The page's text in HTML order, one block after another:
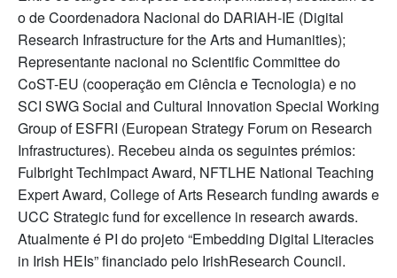
o de Coordenadora Nacional do DARIAH-IE (Digital
Research Infrastructure for the Arts and Humanities);
Representante nacional no Scientific Committee do
CoST-EU (cooperação em Ciência e Tecnologia) e no
SCI SWG Social and Cultural Innovation Special Working
Group of ESFRI (European Strategy Forum on Research
Infrastructures). Recebeu ainda os seguintes prémios:
Fulbright TechImpact Award, NFTLHE National Teaching
Expert Award, College of Arts Research funding awards e
UCC Strategic fund for excellence in research awards.
Atualmente é PI do projeto “Embedding Digital Literacies
in Irish HEIs” financiado pelo IrishResearch Council.